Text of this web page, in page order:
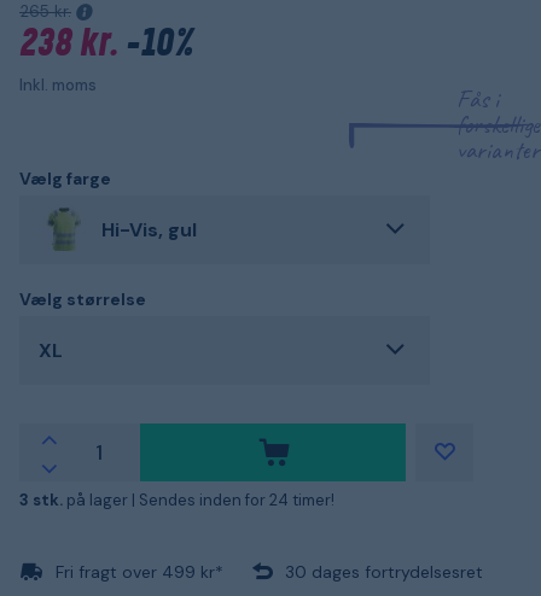
265 kr.
238 kr. -10%
Inkl. moms
Fås i
forskellige
varianter
Vælg farge
Hi-Vis, gul
Vælg størrelse
XL
3 stk. på lager | Sendes inden for 24 timer!
Fri fragt over 499 kr* 30 dages fortrydelsesret